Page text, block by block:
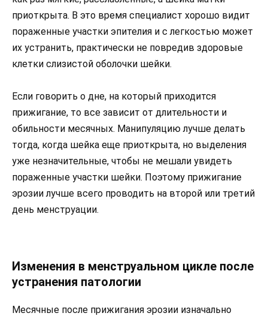
приоткрыта. В это время специалист хорошо видит
пораженные участки эпителия и с легкостью может
их устранить, практически не повредив здоровые
клетки слизистой оболочки шейки.
Если говорить о дне, на который приходится
прижигание, то все зависит от длительности и
обильности месячных. Манипуляцию лучше делать
тогда, когда шейка еще приоткрыта, но выделения
уже незначительные, чтобы не мешали увидеть
пораженные участки шейки. Поэтому прижигание
эрозии лучше всего проводить на второй или третий
день менструации.
Изменения в менструальном цикле после
устранения патологии
Месячные после прижигания эрозии изначально